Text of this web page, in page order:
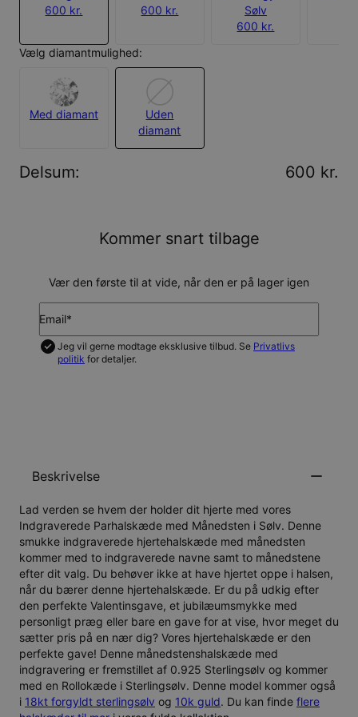
600 kr.
600 kr.
Sølv
600 kr.
Vælg diamantmulighed:
Med diamant
Uden
diamant
Delsum: 600 kr.
Kommer snart tilbage
Vær den første til at vide, når den er på lager igen
Email*
Jeg vil gerne modtage eksklusive tilbud. Se Privatlivs
politik for detaljer.
Beskrivelse
Lad verden se hvem der holder dit hjerte med vores
Indgraverede Parhalskæde med Månedsten i Sølv. Denne
smukke indgraverede hjertehalskæde med månedsten
kommer med to indgraverede navne samt to månedstene
efter dit valg. Du behøver ikke at have hjertet oppe i halsen,
når du bærer denne hjertehalskæde. Er du på udkig efter
den perfekte Valentinsgave, et jubilæumsmykke med
personligt præg eller bare en gave for at vise, hvor meget du
sætter pris på en nær dig? Vores hjertehalskæde er den
perfekte gave! Denne månedstenshalskæde med
indgravering er fremstillet af 0.925 Sterlingsølv og kommer
med en Rollokæde i Sterlingsølv. Denne model kommer også
i 18kt forgyldt sterlingsølv og 10k guld. Du kan finde flere